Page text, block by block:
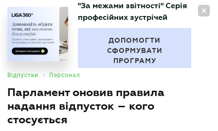
UA
БУХГАЛТЕР
"За межами звітності" Серія
професійних зустрічей
ДОПОМОГТИ
СФОРМУВАТИ
ПРОГРАМУ
Відпустки • Персонал
Парламент оновив правила
надання відпусток – кого
стосується